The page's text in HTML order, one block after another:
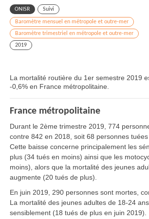
ONISR Suivi
Baromètre mensuel en métropole et outre-mer
Baromètre trimestriel en métropole et outre-mer
2019
La mortalité routière du 1er semestre 2019
-0,6% en France métropolitaine.
France métropolitaine
Durant le 2ème trimestre 2019, 774
contre 842 en 2018, soit 68 personnes tuées
Cette baisse concerne principalement les
plus (34 tués en moins) ainsi que les
moins), alors que la mortalité des jeunes
augmente (20 tués de plus).
En juin 2019, 290 personnes sont mortes,
La mortalité des jeunes adultes de 18-24
sensiblement (18 tués de plus en juin 2019).